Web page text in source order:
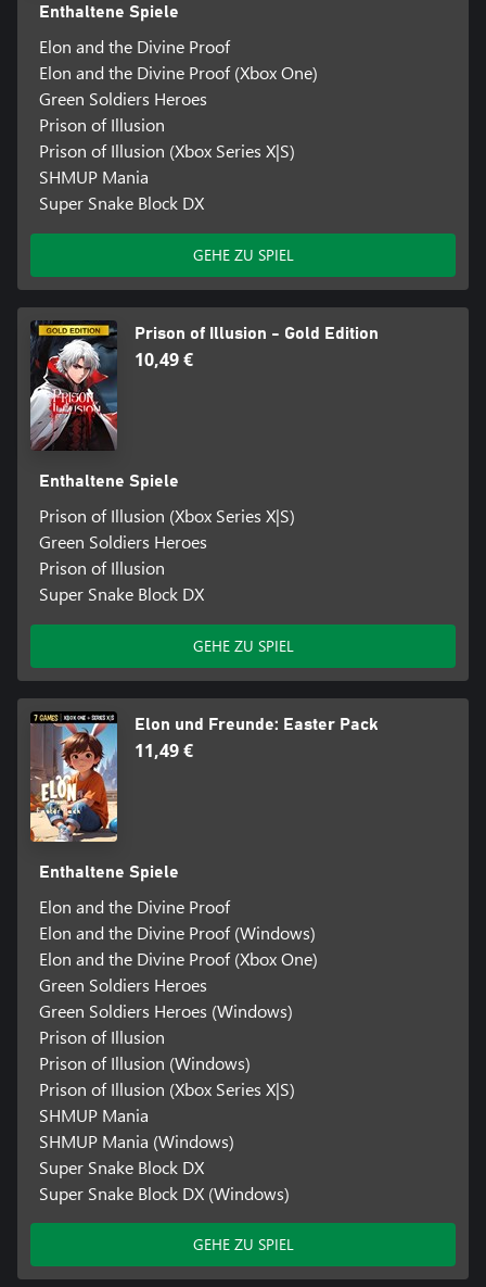
Enthaltene Spiele
Elon and the Divine Proof
Elon and the Divine Proof (Xbox One)
Green Soldiers Heroes
Prison of Illusion
Prison of Illusion (Xbox Series X|S)
SHMUP Mania
Super Snake Block DX
GEHE ZU SPIEL
Prison of Illusion - Gold Edition
10,49 €
Enthaltene Spiele
Prison of Illusion (Xbox Series X|S)
Green Soldiers Heroes
Prison of Illusion
Super Snake Block DX
GEHE ZU SPIEL
Elon und Freunde: Easter Pack
11,49 €
Enthaltene Spiele
Elon and the Divine Proof
Elon and the Divine Proof (Windows)
Elon and the Divine Proof (Xbox One)
Green Soldiers Heroes
Green Soldiers Heroes (Windows)
Prison of Illusion
Prison of Illusion (Windows)
Prison of Illusion (Xbox Series X|S)
SHMUP Mania
SHMUP Mania (Windows)
Super Snake Block DX
Super Snake Block DX (Windows)
GEHE ZU SPIEL